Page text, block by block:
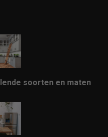
soorten en maten